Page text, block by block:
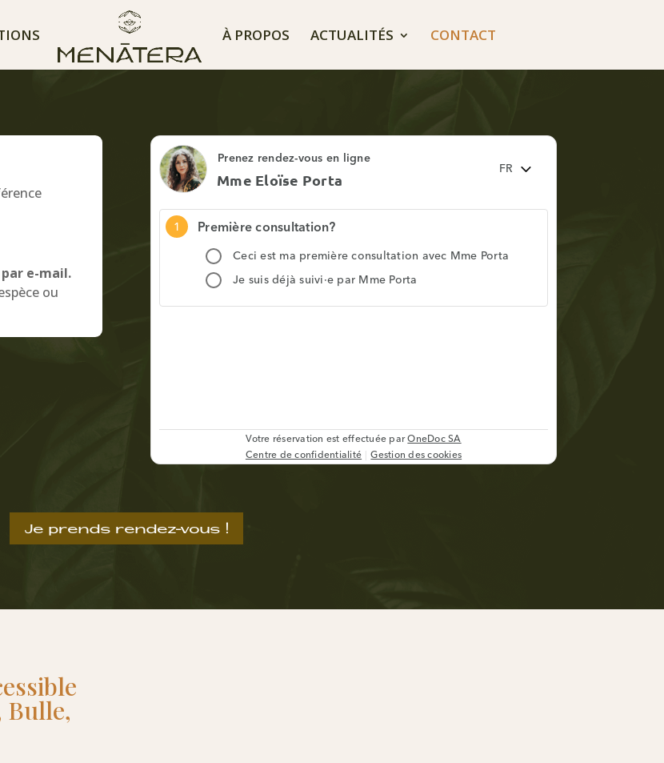
À PROPOS ACTUALITÉS CONTACT
e-mail.
ou
Je prends rendez-vous !
Bulle,